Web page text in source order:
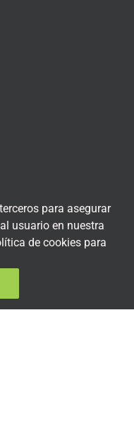
para asegurar
usuario en nuestra
de cookies para